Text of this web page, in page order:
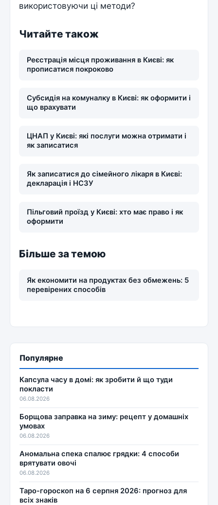
використовуючи ці методи?
Читайте також
Реєстрація місця проживання в Києві: як
прописатися покроково
Субсидія на комуналку в Києві: як оформити і
що врахувати
ЦНАП у Києві: які послуги можна отримати і
як записатися
Як записатися до сімейного лікаря в Києві:
декларація і НСЗУ
Пільговий проїзд у Києві: хто має право і як
оформити
Більше за темою
Як економити на продуктах без обмежень: 5
перевірених способів
Популярне
Капсула часу в домі: як зробити й що туди
покласти
06.08.2026
Борщова заправка на зиму: рецепт у домашніх
умовах
06.08.2026
Аномальна спека спалює грядки: 4 способи
врятувати овочі
06.08.2026
Таро-гороскоп на 6 серпня 2026: прогноз для
всіх знаків